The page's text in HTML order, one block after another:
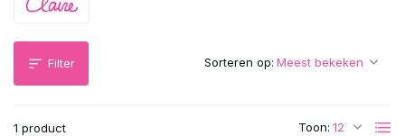
Filter
1 product Toon:
Sorteren op: